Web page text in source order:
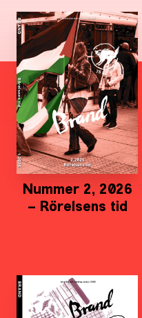
Nummer 2, 2026
– Rörelsens tid